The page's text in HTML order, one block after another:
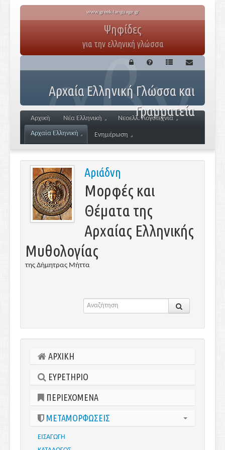
www.greek-language.gr
Ψηφίδες
για την ελληνική γλώσσα
Αρχαία Ελληνική Γλώσσα και
Γραμματεία
Αρχική Νέα Ελληνική
Νεοελλ. Λογοτεχνία
Αρχαία Ελληνική
Ενημέρωση
Αριάδνη
Μορφές και
Θέματα της
Αρχαίας Ελληνικής
Μυθολογίας
της Δήμητρας Μήττα
ΑΡΧΙΚΗ
ΕΥΡΕΤΗΡΙΟ
ΠΕΡΙΕΧΟΜΕΝΑ
ΜΕΤΑΜΟΡΦΩΣΕΙΣ
ΕΙΣΑΓΩΓΗ